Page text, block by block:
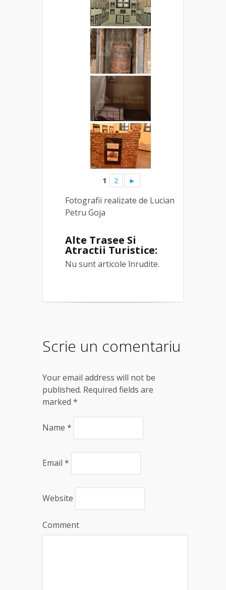
1 2 ►
Fotografii realizate de Lucian
Petru Goja
Alte Trasee Si
Atractii Turistice:
Nu sunt articole înrudite.
Scrie un comentariu
Your email address will not be
published. Required fields are
marked *
Name *
Email *
Website
Comment